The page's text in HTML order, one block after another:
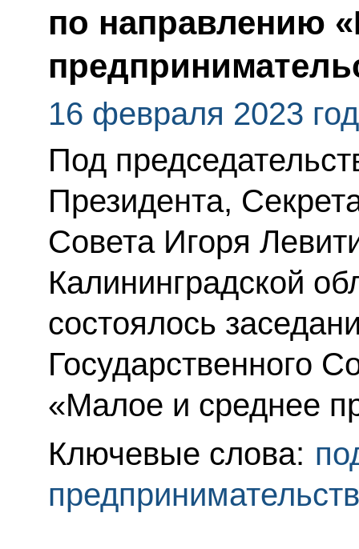
по направлению
16 февраля 2023
Под
Президента,
Совета Игоря
Калининградской
состоялось
Государственного
«Малое и среднее
Ключевые слова: